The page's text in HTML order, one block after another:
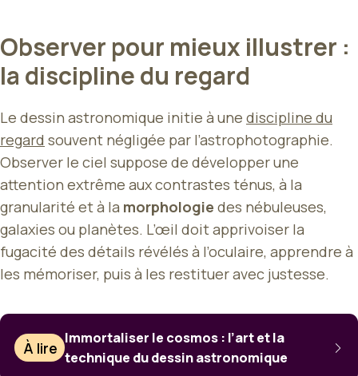
Observer pour mieux illustrer :
la discipline du regard
Le dessin astronomique initie à une discipline du
regard souvent négligée par l’astrophotographie.
Observer le ciel suppose de développer une
attention extrême aux contrastes ténus, à la
granularité et à la morphologie des nébuleuses,
galaxies ou planètes. L’œil doit apprivoiser la
fugacité des détails révélés à l’oculaire, apprendre à
les mémoriser, puis à les restituer avec justesse.
À lire
Immortaliser le cosmos : l’art et la
technique du dessin astronomique